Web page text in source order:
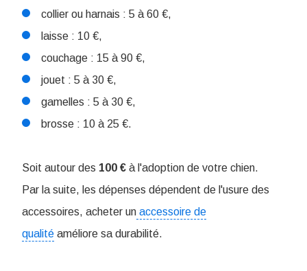
collier ou harnais : 5 à 60 €,
laisse : 10 €,
couchage : 15 à 90 €,
jouet : 5 à 30 €,
gamelles : 5 à 30 €,
brosse : 10 à 25 €.
Soit autour des 100 € à l'adoption de votre chien.
Par la suite, les dépenses dépendent de l'usure des
accessoires, acheter un accessoire de
qualité améliore sa durabilité.